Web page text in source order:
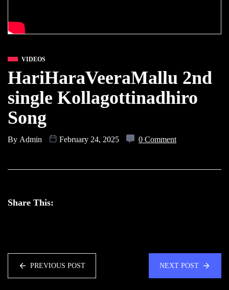
VIDEOS
HariHaraVeeraMallu 2nd
single Kollagottinadhiro
Song
By Admin February 24, 2025 0 Comment
Share This:
PREVIOUS POST NEXT POST